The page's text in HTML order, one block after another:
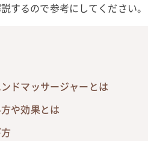
するので参考にしてください。
ドマッサージャーとは
や効果とは